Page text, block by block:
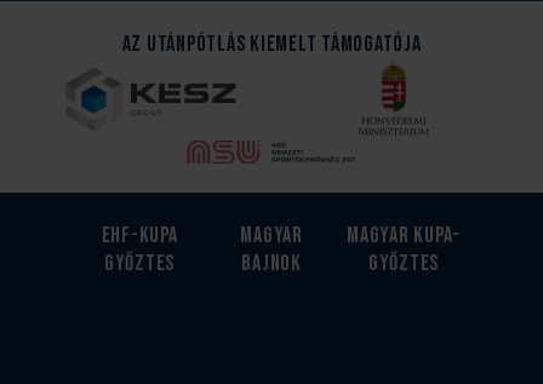
Az Utánpótlás kiemelt támogatója
EHF-Kupa
győztes
Magyar
bajnok
Magyar kupa-
győztes